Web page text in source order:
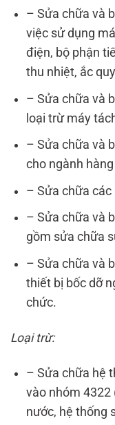
– Sửa chữa và
việc sử dụng
điện, bộ phận
thu nhiệt, ắc
– Sửa chữa và
loại trừ máy
– Sửa chữa và
cho ngành hàng
– Sửa chữa
– Sửa chữa và
gồm sửa chữa
– Sửa chữa và
thiết bị bốc dỡ
chức.
Loại trừ:
– Sửa chữa hệ
vào nhóm 4322
nước, hệ thống